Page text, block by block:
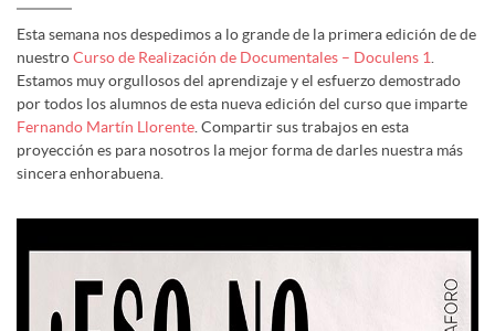
Esta semana nos despedimos a lo grande de la primera edición de de
nuestroCurso de Realización de Documentales – Doculens 1
Estamos muy orgullosos del aprendizaje y el esfuerzo demostrado
por todos los alumnos de esta nueva edición del curso que imparte
Fernando Martín Llorente . Compartir sus trabajos en esta
proyección es para nosotros la mejor forma de darles nuestra más
sincera enhorabuena.